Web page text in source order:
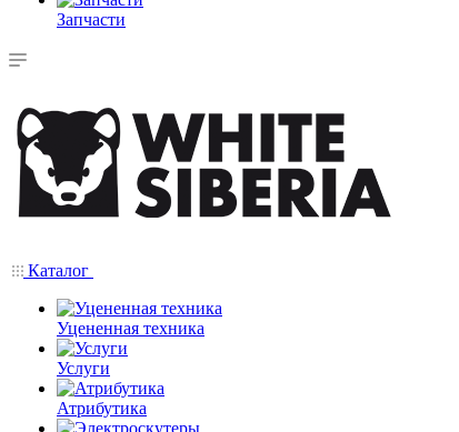
Запчасти
Каталог
Уцененная техника
Услуги
Атрибутика